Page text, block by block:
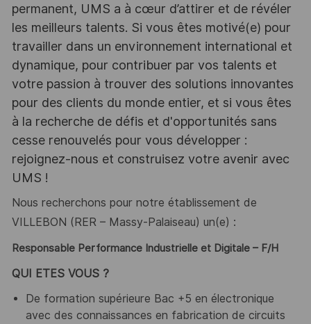
permanent, UMS a à cœur d’attirer et de révéler
les meilleurs talents. Si vous êtes motivé(e) pour
travailler dans un environnement international et
dynamique, pour contribuer par vos talents et
votre passion à trouver des solutions innovantes
pour des clients du monde entier, et si vous êtes
à la recherche de défis et d'opportunités sans
cesse renouvelés pour vous développer :
rejoignez-nous et construisez votre avenir avec
UMS !
Nous recherchons pour notre établissement de
VILLEBON (RER – Massy-Palaiseau) un(e) :
Responsable Performance Industrielle et Digitale – F/H
QUI ETES VOUS ?
De formation supérieure Bac +5 en électronique
avec des connaissances en fabrication de circuits